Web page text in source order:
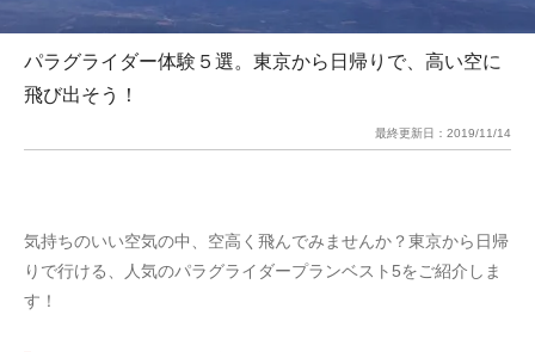
パラグライダー体験５選。東京から日帰りで、高い空に
飛び出そう！
最終更新日： 2019/11/14
気持ちのいい空気の中、空高く飛んでみませんか？東京から日帰
りで行ける、人気のパラグライダープランベスト5をご紹介しま
す！